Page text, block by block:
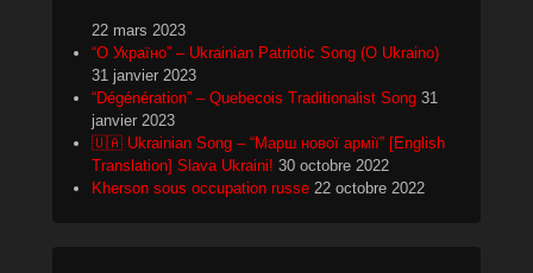
22 mars 2023
“О Україно” – Ukrainian Patriotic Song (O Ukraino)
31 janvier 2023
“Dégénération” – Quebecois Traditionalist Song 31
janvier 2023
🇺🇦 Ukrainian Song – “Марш нової армії” [English
Translation] Slava Ukraini! 30 octobre 2022
Kherson sous occupation russe 22 octobre 2022